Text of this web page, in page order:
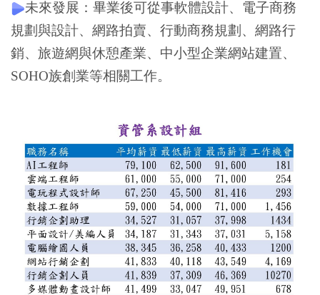
未來發展：畢業後可從事軟體設計、電子商務
規劃與設計、網路拍賣、行動商務規劃、網路行
銷、旅遊網與休憩產業、中小型企業網站建置、
SOHO族創業等相關工作。